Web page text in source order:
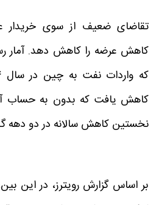
تقاضای ضعیف از سوی خریدار
کاهش عرضه را کاهش دهد. آمار
کاهش یافت که بدون به حساب
نخستین کاهش سالانه در دو دهه
بر اساس گزارش رویترز، در این